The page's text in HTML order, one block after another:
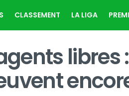
CLASSEMENT LA LIGA
libres